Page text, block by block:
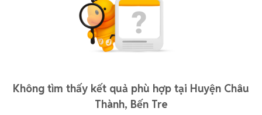
Không tìm thấy kết quả phù hợp tại Huyện Châu
Thành, Bến Tre